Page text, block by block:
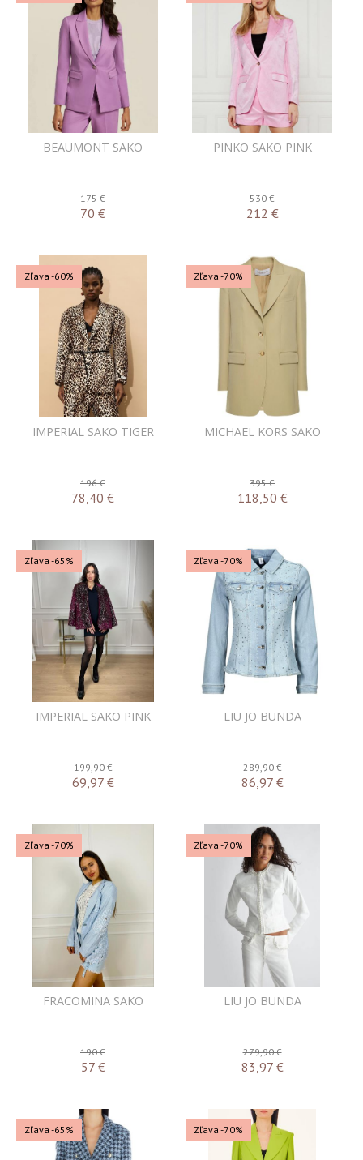
BEAUMONT SAKO
175 €
70 €
PINKO SAKO PINK
530 €
212 €
Zľava -60%
IMPERIAL SAKO TIGER
196 €
78,40 €
Zľava -70%
MICHAEL KORS SAKO
395 €
118,50 €
Zľava -65%
IMPERIAL SAKO PINK
199,90 €
69,97 €
Zľava -70%
LIU JO BUNDA
289,90 €
86,97 €
Zľava -70%
FRACOMINA SAKO
190 €
57 €
Zľava -70%
LIU JO BUNDA
279,90 €
83,97 €
Zľava -65% Zľava -70%